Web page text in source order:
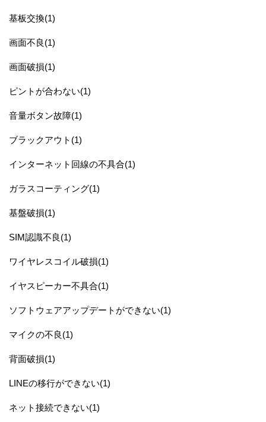
基板交換(1)
画面不良(1)
画面破損(1)
ピントが合わない(1)
音量ボタン故障(1)
ブラックアウト(1)
インターネット回線の不具合(1)
ガラスコーティング(1)
基盤破損(1)
SIM認識不良(1)
ワイヤレスコイル破損(1)
イヤスピーカー不具合(1)
ソフトウェアアップデートができない(1)
マイクの不良(1)
背面破損(1)
LINEの移行ができない(1)
ネット接続できない(1)